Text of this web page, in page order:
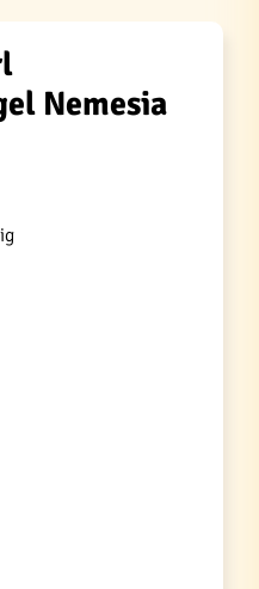
Nemesia